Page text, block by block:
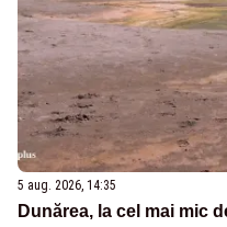
5 aug. 2026, 14:35
Dunărea, la cel mai mic